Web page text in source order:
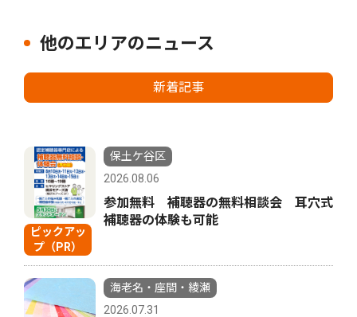
他のエリアのニュース
新着記事
ピックアッ
プ（PR）
保土ケ谷区
2026.08.06
参加無料 補聴器の無料相談会 耳穴式
補聴器の体験も可能
海老名・座間・綾瀬
2026.07.31